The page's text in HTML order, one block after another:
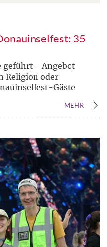
35
geführt - Angebot
Religion oder
Gäste
MEHR